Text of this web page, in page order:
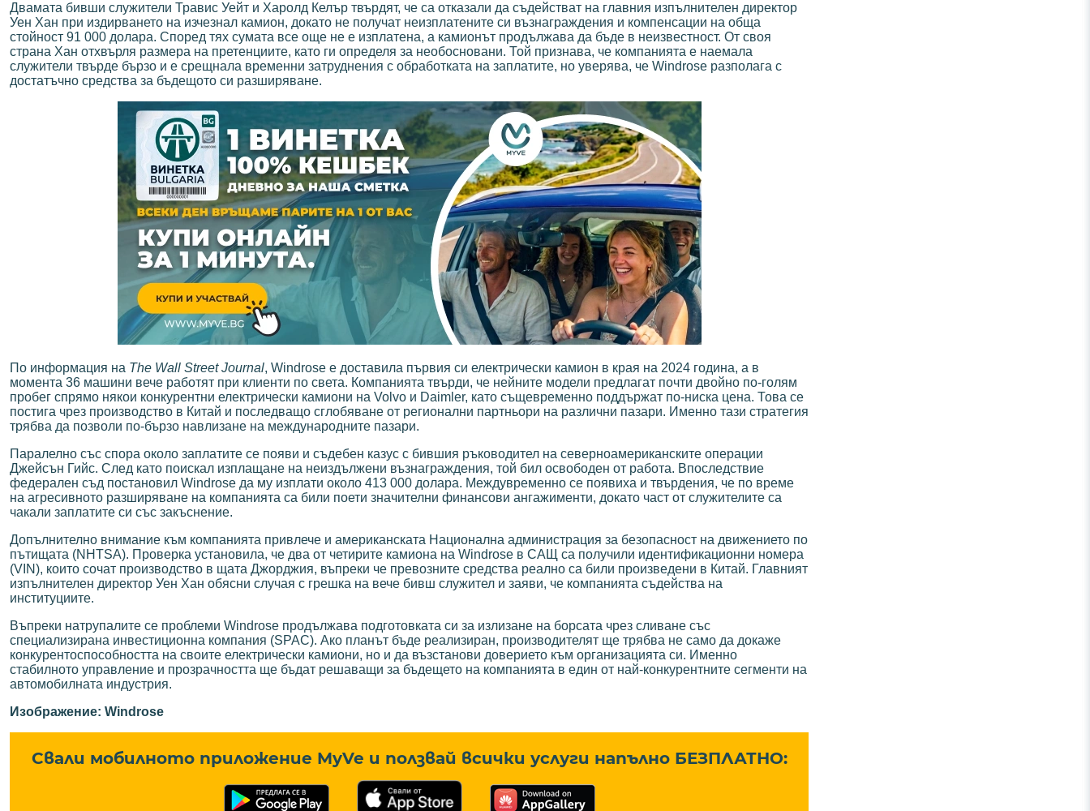
Двамата бивши служители Травис Уейт и Харолд Келър твърдят, че са отказали да съдействат на главния изпълнителен директор
Уен Хан при издирването на изчезнал камион, докато не получат неизплатените си възнаграждения и компенсации на обща
стойност 91 000 долара. Според тях сумата все още не е изплатена, а камионът продължава да бъде в неизвестност. От своя
страна Хан отхвърля размера на претенциите, като ги определя за необосновани. Той признава, че компанията е наемала
служители твърде бързо и е срещнала временни затруднения с обработката на заплатите, но уверява, че Windrose разполага с
достатъчно средства за бъдещото си разширяване.
По информация на The Wall Street Journal, Windrose е доставила първия си електрически камион в края на 2024 година, а в
момента 36 машини вече работят при клиенти по света. Компанията твърди, че нейните модели предлагат почти двойно по-голям
пробег спрямо някои конкурентни електрически камиони на Volvo и Daimler, като същевременно поддържат по-ниска цена. Това се
постига чрез производство в Китай и последващо сглобяване от регионални партньори на различни пазари. Именно тази стратегия
трябва да позволи по-бързо навлизане на международните пазари.
Паралелно със спора около заплатите се появи и съдебен казус с бившия ръководител на северноамериканските операции
Джейсън Гийс. След като поискал изплащане на неиздължени възнаграждения, той бил освободен от работа. Впоследствие
федерален съд постановил Windrose да му изплати около 413 000 долара. Междувременно се появиха и твърдения, че по време
на агресивното разширяване на компанията са били поети значителни финансови ангажименти, докато част от служителите са
чакали заплатите си със закъснение.
Допълнително внимание към компанията привлече и американската Национална администрация за безопасност на движението по
пътищата (NHTSA). Проверка установила, че два от четирите камиона на Windrose в САЩ са получили идентификационни номера
(VIN), които сочат производство в щата Джорджия, въпреки че превозните средства реално са били произведени в Китай. Главният
изпълнителен директор Уен Хан обясни случая с грешка на вече бивш служител и заяви, че компанията съдейства на
институциите.
Въпреки натрупалите се проблеми Windrose продължава подготовката си за излизане на борсата чрез сливане със
специализирана инвестиционна компания (SPAC). Ако планът бъде реализиран, производителят ще трябва не само да докаже
конкурентоспособността на своите електрически камиони, но и да възстанови доверието към организацията си. Именно
стабилното управление и прозрачността ще бъдат решаващи за бъдещето на компанията в един от най-конкурентните сегменти на
автомобилната индустрия.
Изображение: Windrose
Свали мобилното приложение MyVe и ползвай всички услуги напълно БЕЗПЛАТНО: